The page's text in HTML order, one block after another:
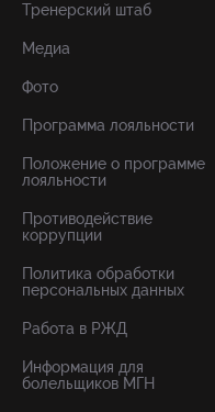
Тренерский штаб
Медиа
Фото
Программа лояльности
Положение о программе
лояльности
Противодействие
коррупции
Политика обработки
персональных данных
Работа в РЖД
Информация для
болельщиков МГН